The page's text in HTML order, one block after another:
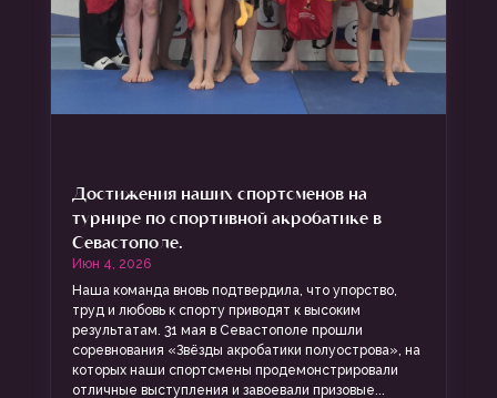
Достижения наших спортсменов на
турнире по спортивной акробатике в
Севастополе.
Июн 4, 2026
Наша команда вновь подтвердила, что упорство,
труд и любовь к спорту приводят к высоким
результатам. 31 мая в Севастополе прошли
соревнования «Звёзды акробатики полуострова», на
которых наши спортсмены продемонстрировали
отличные выступления и завоевали призовые...